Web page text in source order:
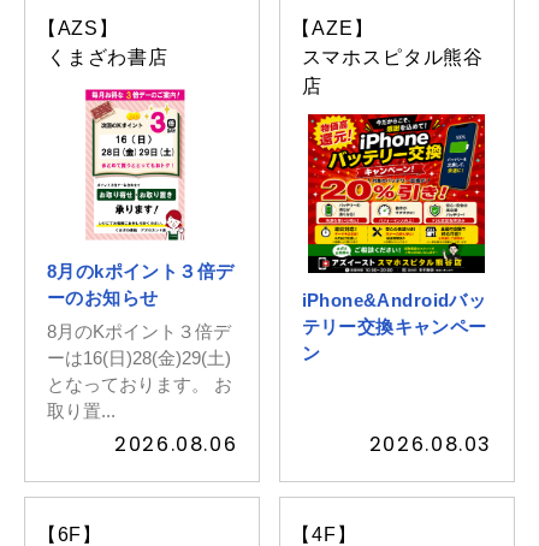
イベント&ニュース
ショップニュース
営業案内・アクセス
採用情報
イベントスケジュール
よくある質問
お問い合わせ
【AZS】
くまざわ書店
8月のkポイント３倍デ
ーのお知らせ
8月のKポイント３倍デ
ーは16(日)28(金)29(土)
となっております。 お
取り置...
2026.08.06
【AZE】
スマホスピタル熊谷
店
iPhone&Androidバッ
テリー交換キャンペー
ン
2026.08.03
【6F】
【4F】